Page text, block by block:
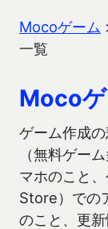
Mocoゲーム
一覧
Moco
ゲーム作成
（無料ゲー
マホのこと
Store）での
のこと、更